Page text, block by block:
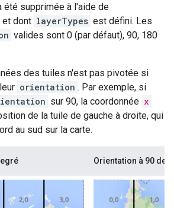
été supprimée à l'aide de
et dont layerTypes est défini. Les
valides sont 0 (par défaut), 90, 180
des tuiles n'est pas pivotée si
orientation . Par exemple, si
sur 90, la coordonnée x
de la tuile de gauche à droite, qui
au sud sur la carte.
Orientation à 90